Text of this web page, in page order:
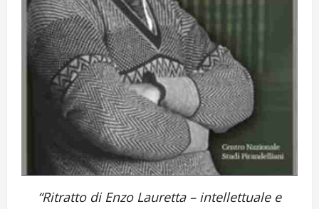
“Ritratto di Enzo Lauretta – intellettuale e